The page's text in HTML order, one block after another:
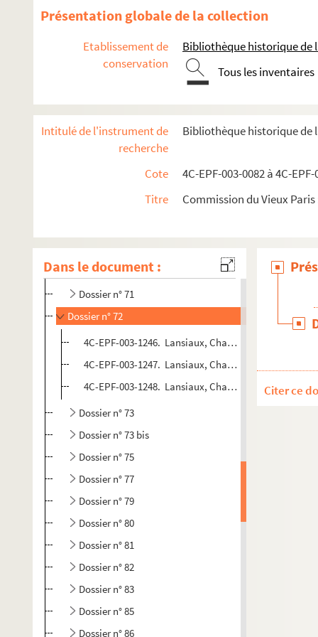
Présentation globale de la collection
Etablissement de
conservation
Bibliothèque historique de
Tous les inventaires
Intitulé de l'instrument de
recherche
Bibliothèque historique de
Cote
4C-EPF-003-0082 à 4C-
Titre
Commission du Vieux
Dans le document :
Dossier n° 59
Dossier n° 61
Dossier n° 65
Dossier n° 65 bis
Dossier n° 68
Dossier n° 69
Dossier n° 71
Dossier n° 72
4C-EPF-003-1246. Lansiaux, Charles (Photographe)
4C-EPF-003-1247. Lansiaux, Charles (Photographe)
4C-EPF-003-1248. Lansiaux, Charles
Dossier n° 73
Dossier n° 73 bis
Dossier n° 75
Dossier n° 77
Dossier n° 79
Dossier n° 80
Dossier n° 81
Dossier n° 82
Dossier n° 83
Dossier n° 85
Dossier n° 86
Citer ce